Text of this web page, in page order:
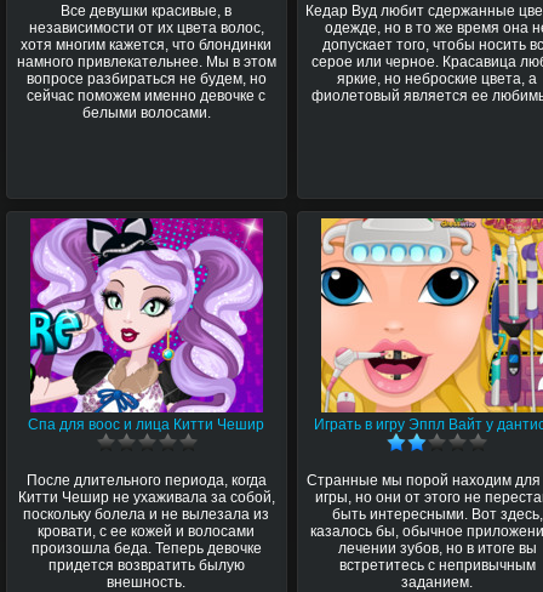
Все девушки красивые, в
независимости от их цвета волос,
хотя многим кажется, что блондинки
намного привлекательнее. Мы в этом
вопросе разбираться не будем, но
сейчас поможем именно девочке с
белыми волосами.
Кедар Вуд любит сдержанные
одежде, но в то же время она
допускает того, чтобы носить
серое или черное. Красавица
яркие, но неброские цвета, а
фиолетовый является ее
Спа для воос и лица Китти Чешир
После длительного периода, когда
Китти Чешир не ухаживала за собой,
поскольку болела и не вылезала из
кровати, с ее кожей и волосами
произошла беда. Теперь девочке
придется возвратить былую
внешность.
Играть в игру Эппл Вайт у
Странные мы порой находим для
игры, но они от этого не
быть интересными. Вот здесь,
казалось бы, обычное
лечении зубов, но в итоге вы
встретитесь с непривычным
заданием.